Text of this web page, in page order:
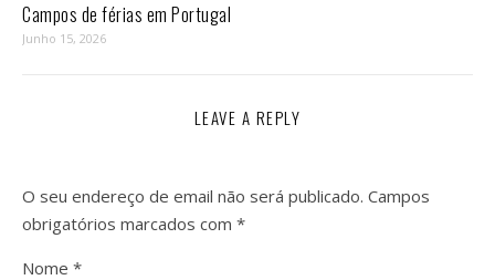
Campos de férias em Portugal
Junho 15, 2026
LEAVE A REPLY
O seu endereço de email não será publicado. Campos
obrigatórios marcados com *
Nome *